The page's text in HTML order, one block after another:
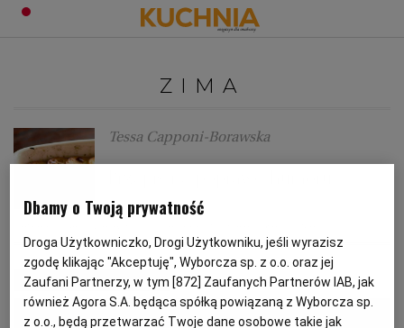
DESERY
KARNAWAŁ
KUCHNIA BRYTYJSKA
PORADY
Zaloguj się
ZIMA
Tessa Capponi-Borawska
MATERIAŁ PROMOCYJNY
Dbamy o Twoją prywatność
Droga Użytkowniczko, Drogi Użytkowniku, jeśli wyrazisz
zgodę klikając "Akceptuję", Wyborcza sp. z o.o. oraz jej
Zaufani Partnerzy, w tym [872] Zaufanych Partnerów IAB, jak
również Agora S.A. będąca spółką powiązaną z Wyborcza sp.
z o.o., będą przetwarzać Twoje dane osobowe takie jak